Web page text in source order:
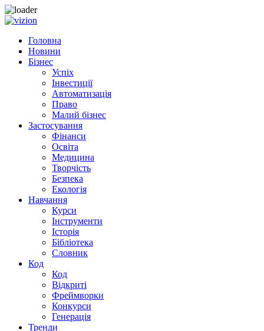
Skip to content
Головна
Новини
Бізнес
Успіх
Інвестиції
Автоматизація
Право
Малий бізнес
Застосування
Фінанси
Освіта
Медицина
Творчість
Безпека
Екологія
Навчання
Курси
Інструменти
Історія
Бібліотека
Словник
Код
Код
Відкриті
Фреймворки
Конкурси
Генерація
Тренди